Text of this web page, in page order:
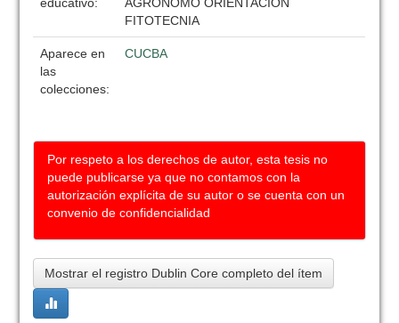
FITOTECNIA
Aparece en
las
colecciones:
CUCBA
Por respeto a los derechos de autor, esta tesis no
puede publicarse ya que no contamos con la
autorización explícita de su autor o se cuenta con un
convenio de confidencialidad
Mostrar el registro Dublin Core completo del ítem